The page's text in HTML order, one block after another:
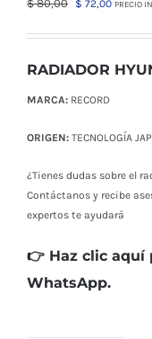
$80,00
original
$ 72,00
actual
PRECIO
RADIADOR
MARCA: RECORD
ORIGEN: TECNOLOGÍA
¿Tienes dudas sobre el
Contáctanos y recibe
expertos te ayudará
👉 Haz clic aquí
WhatsApp.